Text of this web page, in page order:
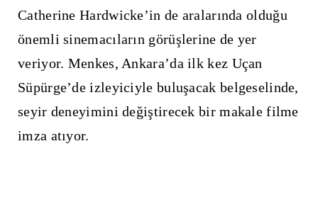
Catherine Hardwicke’in de aralarında olduğu
önemli sinemacıların görüşlerine de yer
veriyor. Menkes, Ankara’da ilk kez Uçan
Süpürge’de izleyiciyle buluşacak belgeselinde,
seyir deneyimini değiştirecek bir makale filme
imza atıyor.